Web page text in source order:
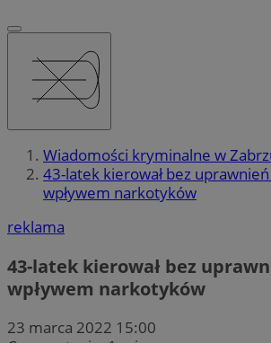
Wiadomości kryminalne w
43-latek kierował bez uprawnień
wpływem narkotyków
reklama
43-latek kierował bez
wpływem narkotyków
23 marca 2022 15:00